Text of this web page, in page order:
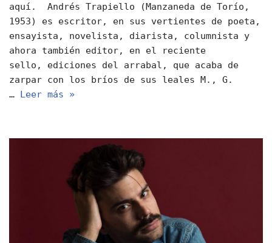
aquí. Andrés Trapiello (Manzaneda de Torío,
1953) es escritor, en sus vertientes de poeta,
ensayista, novelista, diarista, columnista y
ahora también editor, en el reciente
sello, ediciones del arrabal, que acaba de
zarpar con los bríos de sus leales M., G.
…
Leer más »